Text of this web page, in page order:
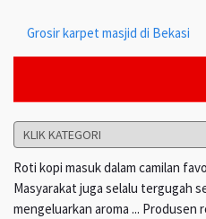
Grosir karpet masjid di Bekasi
Roti kopi masuk dalam camilan
Masyarakat juga selalu tergugah
mengeluarkan aroma ... Produsen